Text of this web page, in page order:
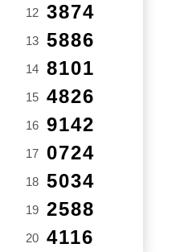
12 3874
13 5886
14 8101
15 4826
16 9142
17 0724
18 5034
19 2588
20 4116